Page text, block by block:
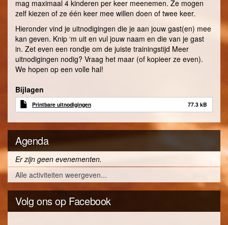
mag maximaal 4 kinderen per keer meenemen. Ze mogen
zelf kiezen of ze één keer mee willen doen of twee keer.
Hieronder vind je uitnodigingen die je aan jouw gast(en) mee
kan geven. Knip ‘m uit en vul jouw naam en die van je gast
in. Zet even een rondje om de juiste trainingstijd Meer
uitnodigingen nodig? Vraag het maar (of kopieer ze even).
We hopen op een volle hal!
Bijlagen
Printbare uitnodigingen 77.3 kB
Agenda
Er zijn geen evenementen.
Alle activiteiten weergeven...
Volg ons op Facebook